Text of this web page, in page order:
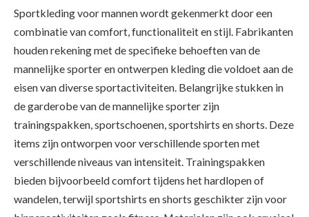
Sportkleding voor mannen wordt gekenmerkt door een
combinatie van comfort, functionaliteit en stijl. Fabrikanten
houden rekening met de specifieke behoeften van de
mannelijke sporter en ontwerpen kleding die voldoet aan de
eisen van diverse sportactiviteiten. Belangrijke stukken in
de garderobe van de mannelijke sporter zijn
trainingspakken, sportschoenen, sportshirts en shorts. Deze
items zijn ontworpen voor verschillende sporten met
verschillende niveaus van intensiteit. Trainingspakken
bieden bijvoorbeeld comfort tijdens het hardlopen of
wandelen, terwijl sportshirts en shorts geschikter zijn voor